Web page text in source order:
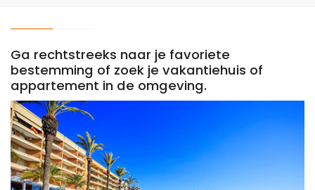
Ga rechtstreeks naar je favoriete
bestemming of ​​zoek je vakantiehuis of
appartement in de omgeving.